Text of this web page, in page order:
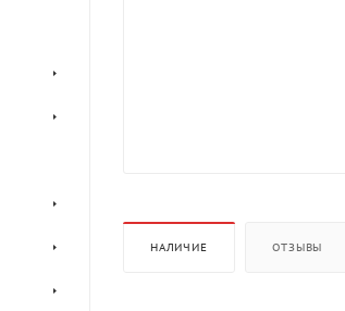
НАЛИЧИЕ ОТЗЫВЫ